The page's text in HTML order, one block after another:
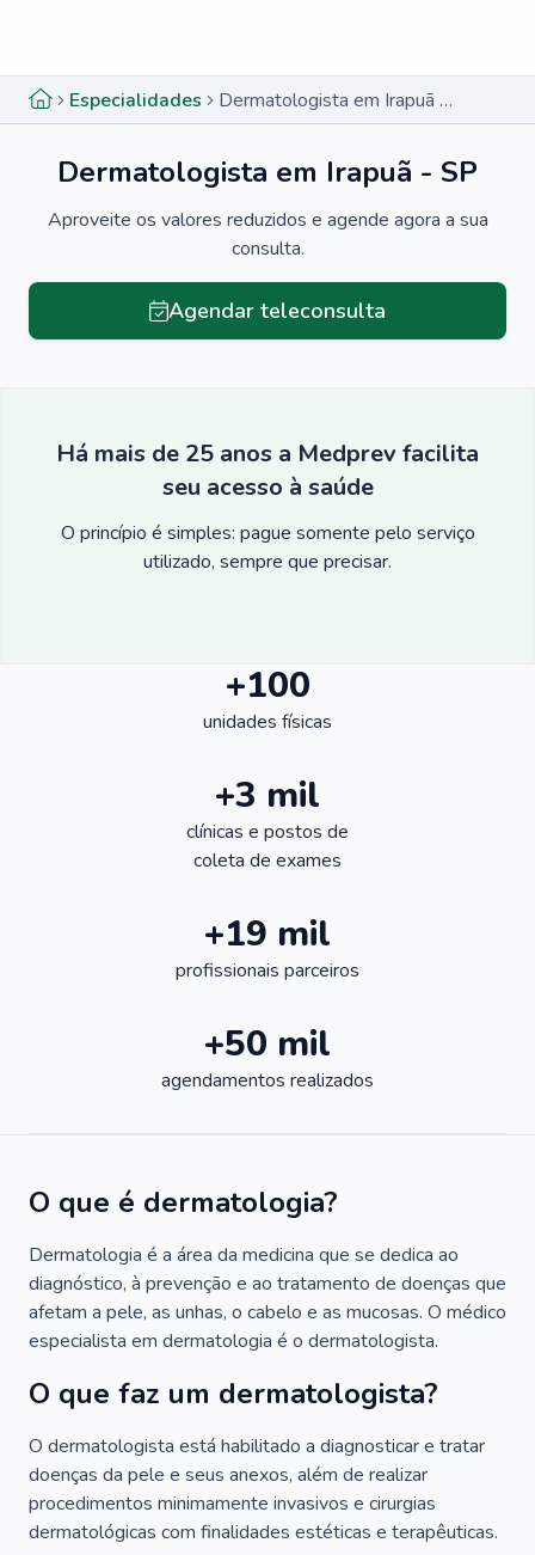
Especialidades Dermatologista em Irapuã - SP
Dermatologista em Irapuã - SP
Aproveite os valores reduzidos e agende agora a sua
consulta.
Agendar teleconsulta
Há mais de 25 anos a Medprev facilita
seu acesso à saúde
O princípio é simples: pague somente pelo serviço
utilizado, sempre que precisar.
+100
unidades físicas
+3 mil
clínicas e postos de
coleta de exames
+19 mil
profissionais parceiros
+50 mil
agendamentos realizados
O que é dermatologia?
Dermatologia é a área da medicina que se dedica ao
diagnóstico, à prevenção e ao tratamento de doenças que
afetam a pele, as unhas, o cabelo e as mucosas. O médico
especialista em dermatologia é o dermatologista.
O que faz um dermatologista?
O dermatologista está habilitado a diagnosticar e tratar
doenças da pele e seus anexos, além de realizar
procedimentos minimamente invasivos e cirurgias
dermatológicas com finalidades estéticas e terapêuticas.